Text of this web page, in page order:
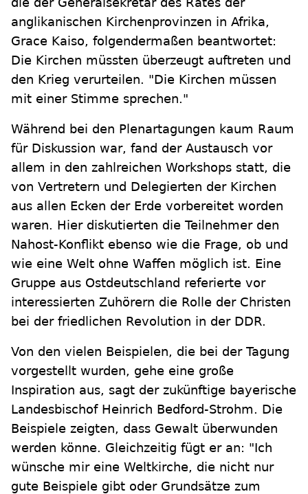
anglikanischen Kirchenprovinzen in Afrika,
Grace Kaiso, folgendermaßen beantwortet:
Die Kirchen müssten überzeugt auftreten und
den Krieg verurteilen. "Die Kirchen müssen
mit einer Stimme sprechen."
Während bei den Plenartagungen kaum Raum
für Diskussion war, fand der Austausch vor
allem in den zahlreichen Workshops statt, die
von Vertretern und Delegierten der Kirchen
aus allen Ecken der Erde vorbereitet worden
waren. Hier diskutierten die Teilnehmer den
Nahost-Konflikt ebenso wie die Frage, ob und
wie eine Welt ohne Waffen möglich ist. Eine
Gruppe aus Ostdeutschland referierte vor
interessierten Zuhörern die Rolle der Christen
bei der friedlichen Revolution in der DDR.
Von den vielen Beispielen, die bei der Tagung
vorgestellt wurden, gehe eine große
Inspiration aus, sagt der zukünftige bayerische
Landesbischof Heinrich Bedford-Strohm. Die
Beispiele zeigten, dass Gewalt überwunden
werden könne. Gleichzeitig fügt er an: "Ich
wünsche mir eine Weltkirche, die nicht nur
gute Beispiele gibt oder Grundsätze zum